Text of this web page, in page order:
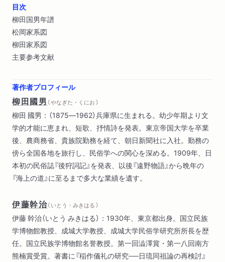
目次
柳田国男年譜
松岡家系図
柳田家系図
主要参考文献
著作者プロフィール
柳田國男 （ やなぎた・くにお ）
柳田 國男：（1875―1962）兵庫県に生まれる。幼少年期より文
学的才能に恵まれ、短歌、抒情詩を発表。東京帝国大学を卒業
後、農商務省、貴族院勤務を経て、朝日新聞社に入社。勤務の
傍ら全国各地を旅行し、民俗学への関心を深める。1909年、日
本初の民俗誌『後狩詞記』を発表、以後『遠野物語』から晩年の
『海上の道』に至るまで多大な業績を遺す。
伊藤幹治（ いとう・みきはる ）
伊藤 幹治（いとう みきはる）：1930年、東京都出身。国立民族
学博物館教授、成城大学教授、成城大学民俗学研究所所長を歴
任。国立民族学博物館名誉教授。第一回澁澤賞・第一八回南方
熊楠賞受賞。著書に『稲作儀礼の研究──日琉同祖論の再検討』